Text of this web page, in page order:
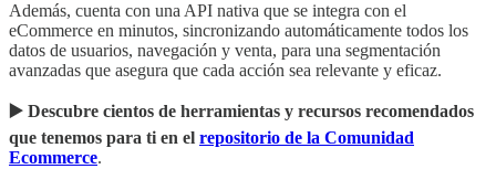
Además, cuenta con una API nativa que se integra con el
eCommerce en minutos, sincronizando automáticamente todos los
datos de usuarios, navegación y venta, para una segmentación
avanzadas que asegura que cada acción sea relevante y eficaz.
▶️ Descubre cientos de herramientas y recursos recomendados
que tenemos para ti en el repositorio de la Comunidad
Ecommerce.